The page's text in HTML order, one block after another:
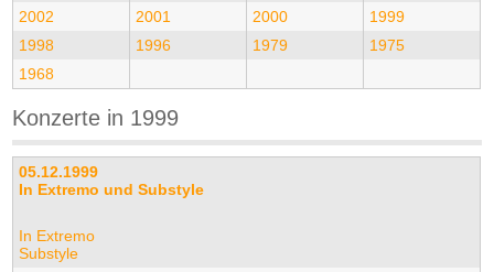
2002
2001 2000
1999
1998
1996 1979
1975
1968
Konzerte in 1999
05.12.1999
In Extremo und Substyle
In Extremo
Substyle